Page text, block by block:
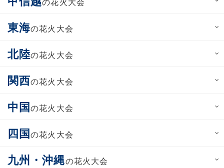
東海の花火大会
北陸の花火大会
関西の花火大会
中国の花火大会
四国の花火大会
九州・沖縄の花火大会